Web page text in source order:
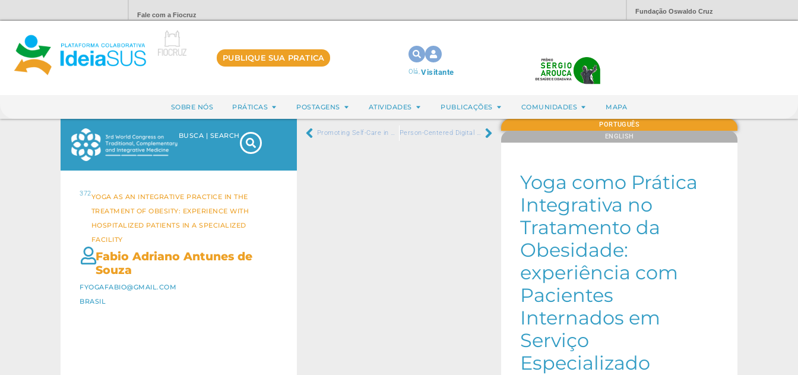
Fale com a Fiocruz Fundação Oswaldo Cruz
PUBLIQUE SUA PRATICA
Olá,Visitante
SOBRE NÓS PRÁTICAS POSTAGENS ATIVIDADES PUBLICAÇÕES COMUNIDADES MAPA
BUSCA | SEARCH
372YOGA AS AN INTEGRATIVE PRACTICE IN THE
TREATMENT OF OBESITY: EXPERIENCE WITH
HOSPITALIZED PATIENTS IN A SPECIALIZED
FACILITY
Fabio Adriano Antunes de
Souza
FYOGAFABIO@GMAIL.COM
BRASIL
Promoting Self-Care in Health: Meditation and Auriculotherapy for Primary Care Professionals Person-Centered Digital Health Solution in Clinical Practice: Experience Report
PORTUGUÊS
ENGLISH
Yoga como Prática
Integrativa no
Tratamento da
Obesidade:
experiência com
Pacientes
Internados em
Serviço
Especializado